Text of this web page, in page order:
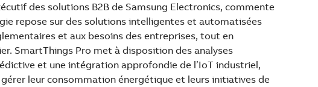
des solutions B2B de Samsung Electronics, commente
repose sur des solutions intelligentes et automatisées
et aux besoins des entreprises, tout en
SmartThings Pro met à disposition des analyses
et une intégration approfondie de l’IoT industriel,
leur consommation énergétique et leurs initiatives de